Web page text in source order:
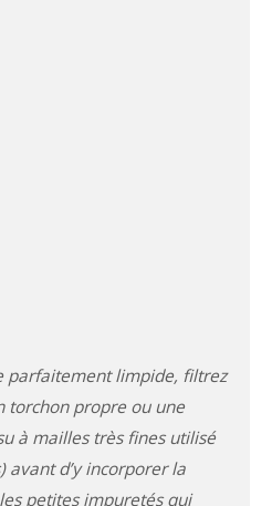
parfaitement limpide, filtrez
torchon propre ou une
à mailles très fines utilisé
avant d’y incorporer la
petites impuretés qui